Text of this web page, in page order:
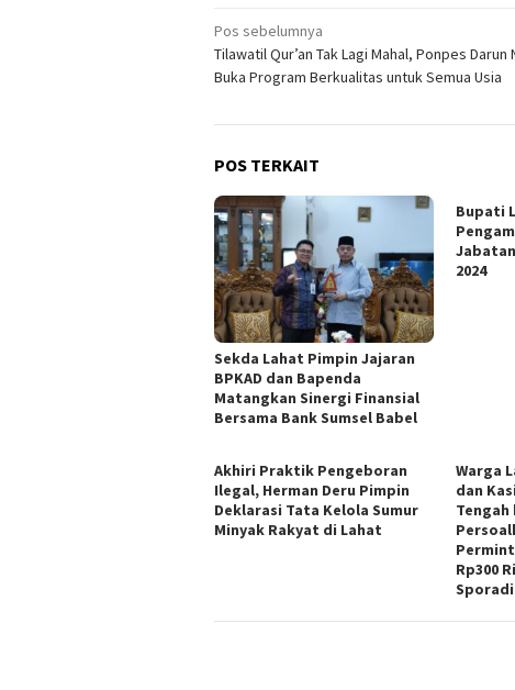
Navigasi
pos
Pos sebelumnya
Tilawatil Qur’an Tak Lagi Mahal, Ponpes Darun
Buka Program Berkualitas untuk Semua Usia
POS TERKAIT
Sekda Lahat Pimpin Jajaran
BPKAD dan Bapenda
Matangkan Sinergi Finansial
Bersama Bank Sumsel Babel
Bupati
2024
Akhiri Praktik Pengeboran
Ilegal, Herman Deru Pimpin
Deklarasi Tata Kelola Sumur
Minyak Rakyat di Lahat
Warga
dan
Tengah
Rp300